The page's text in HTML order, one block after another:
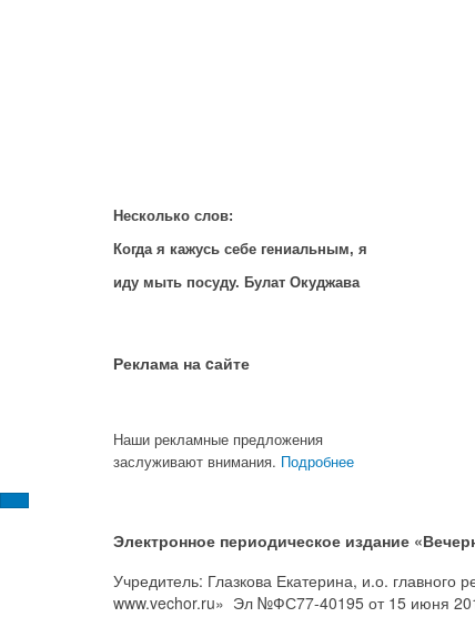
Несколько слов:
Когда я кажусь себе гениальным, я
иду мыть посуду. Булат Окуджава
Реклама на cайте
Наши рекламные предложения
заслуживают внимания. Подробнее
Электронное периодическое издание
Учредитель: Глазкова Екатерина, и.о.
www.vechor.ru» Эл №ФС77-40195 от 15 июня